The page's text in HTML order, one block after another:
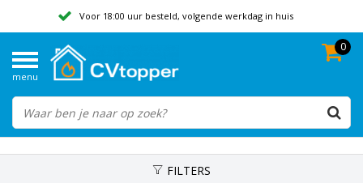
Voor 18:00 uur besteld, volgende werkdag in huis
Beoordeeld met een 9,8
menu
0
FILTERS